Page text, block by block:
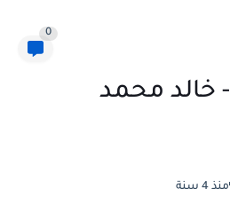
0
خالد محمد
منذ 4 سنة